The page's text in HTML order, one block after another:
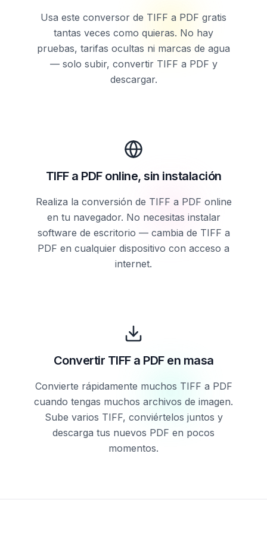
Usa este conversor de TIFF a PDF gratis
tantas veces como quieras. No hay
pruebas, tarifas ocultas ni marcas de agua
— solo subir, convertir TIFF a PDF y
descargar.
TIFF a PDF online, sin instalación
Realiza la conversión de TIFF a PDF online
en tu navegador. No necesitas instalar
software de escritorio — cambia de TIFF a
PDF en cualquier dispositivo con acceso a
internet.
Convertir TIFF a PDF en masa
Convierte rápidamente muchos TIFF a PDF
cuando tengas muchos archivos de imagen.
Sube varios TIFF, conviértelos juntos y
descarga tus nuevos PDF en pocos
momentos.